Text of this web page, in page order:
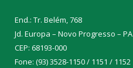
End.: Tr. Belém, 768
Jd. Europa – Novo Progresso – PA
CEP: 68193-000
Fone: (93) 3528-1150 / 1151 / 1152